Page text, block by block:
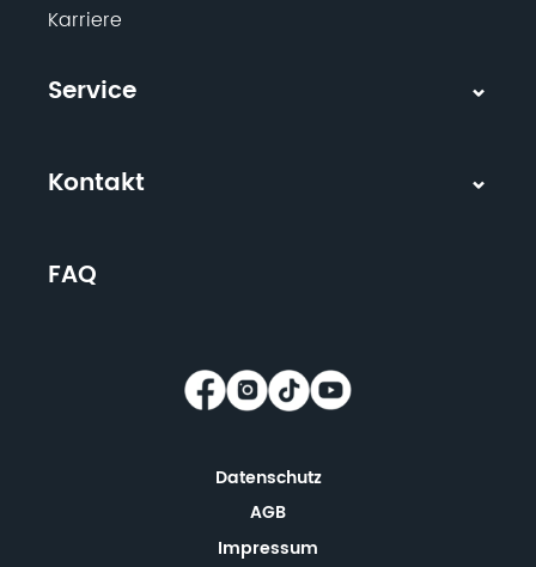
Karriere
Service
Kontakt
FAQ
Datenschutz
AGB
Impressum